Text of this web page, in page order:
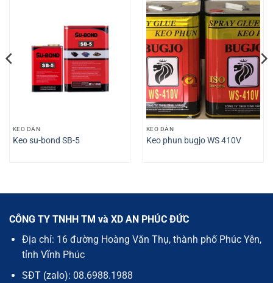
KEO DÁN
Keo su-bond SB-5
KEO DÁN
Keo phun bugjo WS 410V
CÔNG TY TNHH TM và XD AN PHÚC ĐỨC
Địa chỉ: 16 đường Hoàng Văn Thụ, thành phố Phúc Yên,
tỉnh Vĩnh Phúc
SĐT (zalo): 08.6988.1988